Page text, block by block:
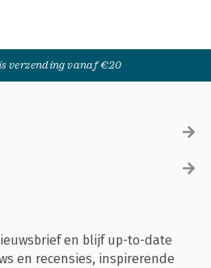
verzending vanaf €20
en blijf up-to-date
en recensies, inspirerende